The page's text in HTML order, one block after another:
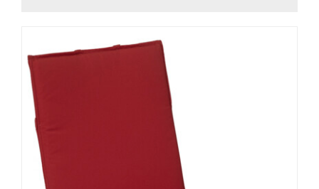
Varianten
Die
Optionen
können
auf
der
Produktseite